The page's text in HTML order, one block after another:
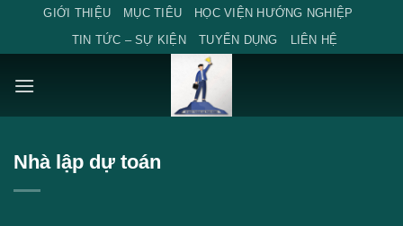
content
GIỚI THIỆU MỤC TIÊU
HỌC VIỆN HƯỚNG NGHIỆP
TIN TỨC – SỰ KIỆN
TUYỂN DỤNG LIÊN HỆ
Nhà lập dự toán